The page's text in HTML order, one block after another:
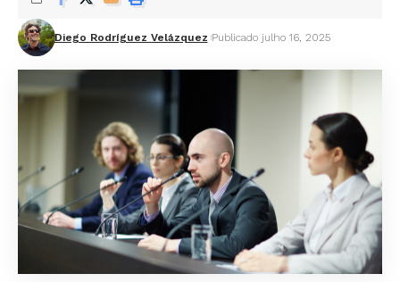
Diego Rodríguez Velázquez Publicado julho 16, 2025